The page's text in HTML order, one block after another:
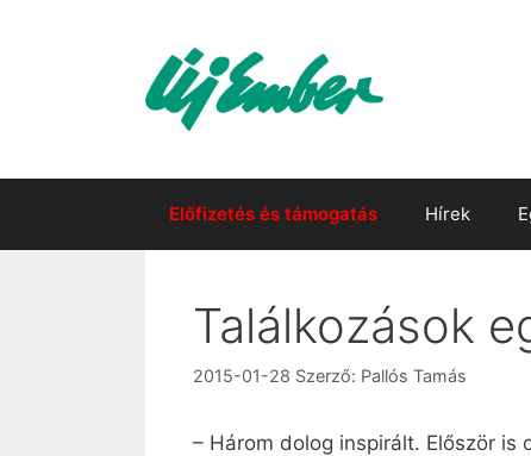
Előfizetés és támogatás Hírek
Találkozások
2015-01-28 Szerző: Pallós Tamás
– Három dolog inspirált. Először